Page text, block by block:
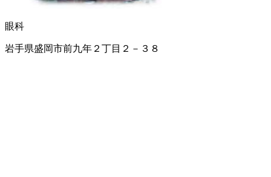
眼科
岩手県盛岡市前九年２丁目２－３８